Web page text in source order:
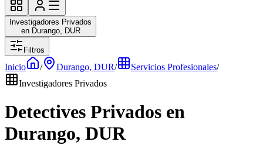
Investigadores Privados
en Durango, DUR
Filtros
Inicio / Durango, DUR/ Servicios Profesionales/
Investigadores Privados
Detectives Privados en
Durango, DUR